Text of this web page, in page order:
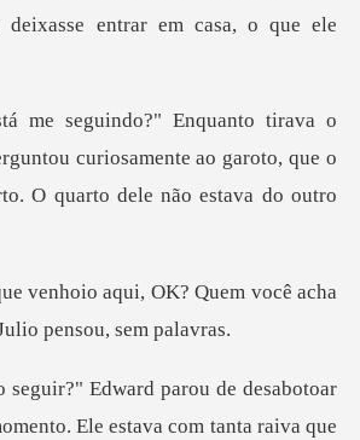
curiosamente ao garoto, que o
i, OK? Quem você acha
o. Ele estava com tanta raiva que